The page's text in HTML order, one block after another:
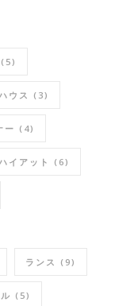
(5)
ウス (3)
ー (4)
イアット (6)
ランス (9)
(5)